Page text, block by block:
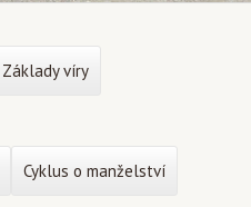
Základy víry
Cyklus o manželství